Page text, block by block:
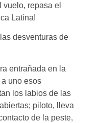
repasa el
Latina!
desventuras de
entrañada en la
uno esos
los labios de las
piloto, lleva
de la peste,